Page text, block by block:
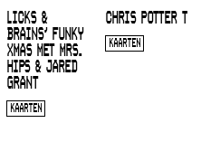
LICKS &
BRAINS’ FUNKY
XMAS MET MRS.
HIPS & JARED
GRANT
KAARTEN
CHRIS POTTER
KAARTEN